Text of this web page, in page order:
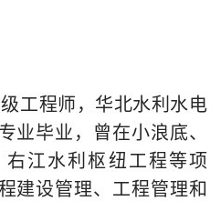
工程师，华北水利水电
业毕业，曾在小浪底、
江水利枢纽工程等项
建设管理、工程管理和